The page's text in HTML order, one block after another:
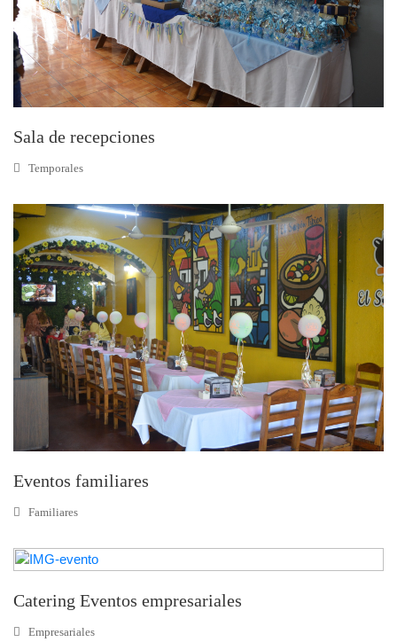
Sala de recepciones
Temporales
Eventos familiares
Familiares
Catering Eventos empresariales
Empresariales